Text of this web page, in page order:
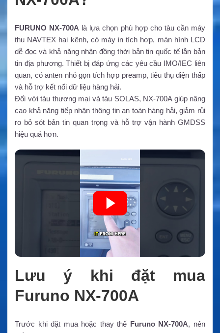
FURUNO NX-700A là lựa chọn phù hợp cho tàu cần máy
thu NAVTEX hai kênh, có máy in tích hợp, màn hình LCD
dễ đọc và khả năng nhận đồng thời bản tin quốc tế lẫn bản
tin địa phương. Thiết bị đáp ứng các yêu cầu IMO/IEC liên
quan, có anten nhỏ gọn tích hợp preamp, tiêu thụ điện thấp
và hỗ trợ kết nối dữ liệu hàng hải.
Đối với tàu thương mại và tàu SOLAS, NX-700A giúp nâng
cao khả năng tiếp nhận thông tin an toàn hàng hải, giảm rủi
ro bỏ sót bản tin quan trọng và hỗ trợ vận hành GMDSS
hiệu quả hơn.
Lưu ý khi đặt mua
Furuno NX-700A
Trước khi đặt mua hoặc thay thế Furuno NX-700A, nên